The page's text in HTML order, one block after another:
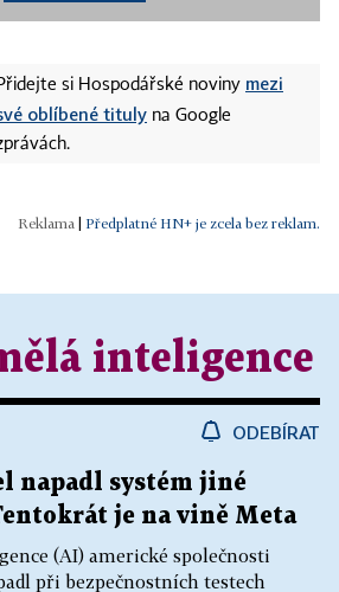
si Hospodářské noviny mezi
oblíbené tituly na Google
Předplatné HN+ je zcela bez reklam.
inteligence
ODEBÍRAT
napadl systém jiné
je na vině Meta
(AI) americké společnosti
při bezpečnostních testech